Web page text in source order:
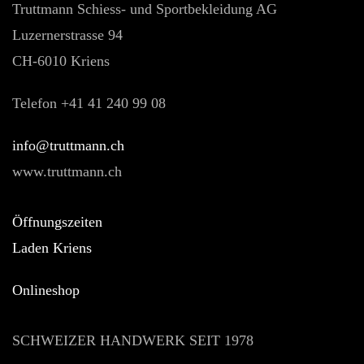
Truttmann Schiess- und Sportbekleidung AG
Luzernerstrasse 94
CH-6010 Kriens
Telefon +41 41 240 99 08
hc.nnamtturt@ofni
www.truttmann.ch
Öffnungszeiten
Laden Kriens
Onlineshop
SCHWEIZER HANDWERK SEIT 1978